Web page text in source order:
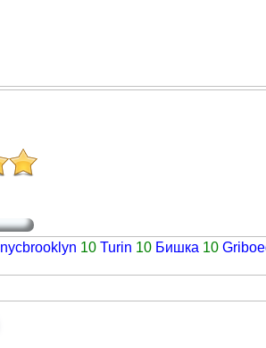
nycbrooklyn 10 Turin 10 Бишка 10